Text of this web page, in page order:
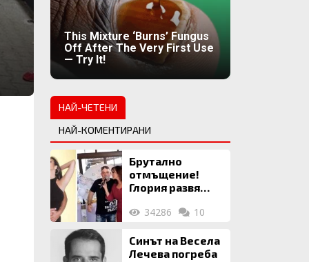
This Mixture ‘Burns’ Fungus
Off After The Very First Use
— Try It!
НАЙ-ЧЕТЕНИ
НАЙ-КОМЕНТИРАНИ
Брутално
отмъщение!
Глория развя
на Илия: Ожени
жена, заряза
Симона, за да
34286 10
Синът на Весела
Лечева погреба